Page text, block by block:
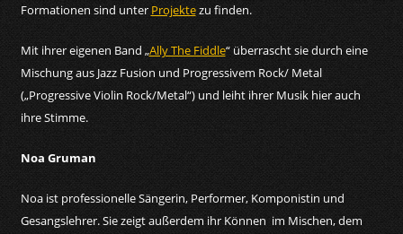
Formationen sind unter Projektezu finden.
Mit ihrer eigenen Band „Ally The Fiddle“ überrascht sie durch eine
Mischung aus Jazz Fusion und Progressivem Rock/ Metal
(„Progressive Violin Rock/Metal“) und leiht ihrer Musik hier auch
ihre Stimme.
Noa Gruman
Noa ist professionelle Sängerin, Performer, Komponistin und
Gesangslehrer. Sie zeigt außerdem ihr Können im Mischen, dem